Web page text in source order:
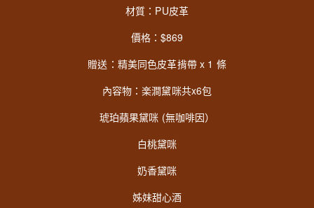
材質：PU皮革
價格：$869
贈送：精美同色皮革揹帶 x 1 條
內容物：楽澗黛咪共x6包
琥珀蘋果黛咪 (無咖啡因）
白桃黛咪
奶香黛咪
姊妹甜心酒